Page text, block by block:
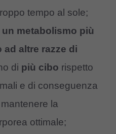
tempo al sole;
metabolismo più
altre razze di
di più cibo rispetto
e di conseguenza
la
ottimale;